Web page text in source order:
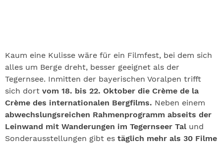
Kaum eine Kulisse wäre für ein Filmfest, bei dem sich
alles um Berge dreht, besser geeignet als der
Tegernsee. Inmitten der bayerischen Voralpen trifft
sich dort vom 18. bis 22. Oktober die Crème de la
Crème des internationalen Bergfilms. Neben einem
abwechslungsreichen Rahmenprogramm abseits der
Leinwand mit Wanderungen im Tegernseer Tal und
Sonderausstellungen gibt es täglich mehr als 30 Filme